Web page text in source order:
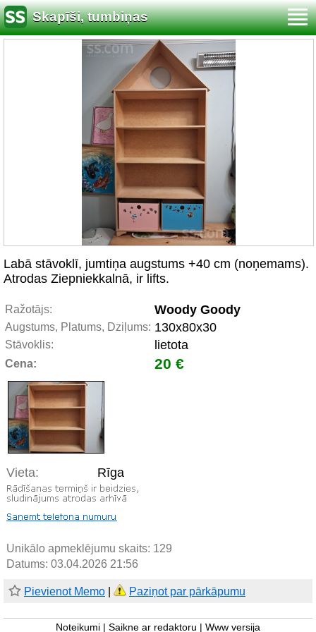
Skapīši, tumbiņas
Labā stāvoklī, jumtiņa augstums +40 cm (noņemams).
Atrodas Ziepniekkalnā, ir lifts.
Ražotājs: Woody Goody
Augstums, Platums, Dziļums: 130x80x30
Stāvoklis: lietota
Cena: 20 €
Vieta: Rīga
Unikālo apmeklējumu skaits: 129
Datums: 03.04.2026 21:56
Pievienot Memo Paziņot par pārkāpumu
Noteikumi Saikne ar redaktoru Www versija